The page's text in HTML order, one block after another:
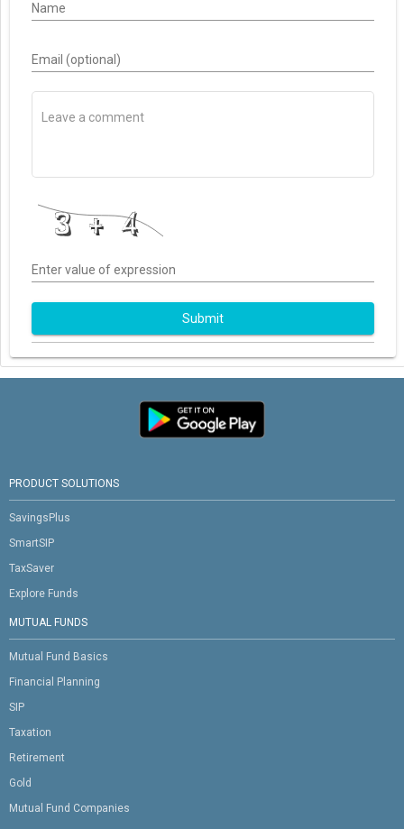
Name
Email (optional)
Enter value of expression
Submit
PRODUCT SOLUTIONS
SavingsPlus
SmartSIP
TaxSaver
Explore Funds
MUTUAL FUNDS
Mutual Fund Basics
Financial Planning
SIP
Taxation
Retirement
Gold
Mutual Fund Companies